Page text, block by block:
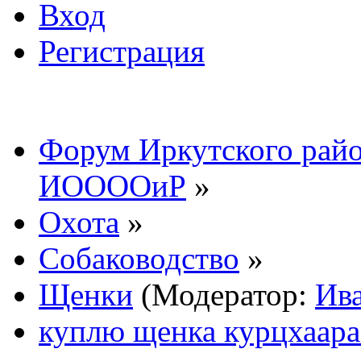
Вход
Регистрация
Форум Иркутского
ИООООиР »
Охота »
Собаководство »
Щенки (Модератор:
куплю щенка